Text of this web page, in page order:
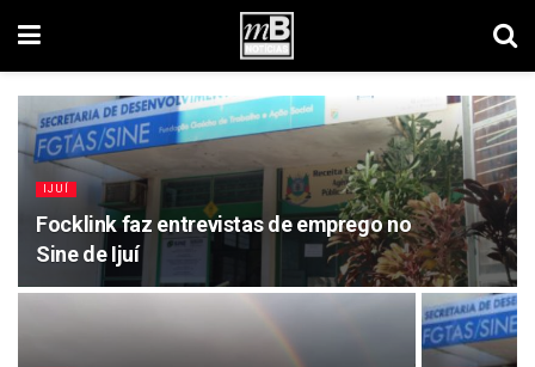
IJUÍ
Focklink faz entrevistas de emprego no
Sine de Ijuí